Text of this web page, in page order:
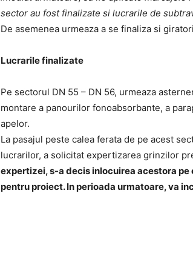
sector au fost finalizate si lucrarile de
De asemenea urmeaza a se finaliza si
Lucrarile finalizate
Pe sectorul DN 55 – DN 56, urmeaza
montare a panourilor fonoabsorbante, a
apelor.
La pasajul peste calea ferata de pe acest
lucrarilor, a solicitat expertizarea grinzilor
expertizei, s-a decis inlocuirea acestora
pentru proiect. In perioada urmatoare, va